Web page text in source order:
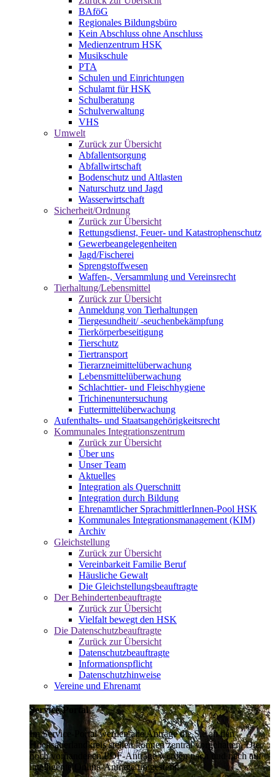
BAföG
Regionales Bildungsbüro
Kein Abschluss ohne Anschluss
Medienzentrum HSK
Musikschule
PTA
Schulen und Einrichtungen
Schulamt für HSK
Schulberatung
Schulverwaltung
VHS
Umwelt
Zurück zur Übersicht
Abfallentsorgung
Abfallwirtschaft
Bodenschutz und Altlasten
Naturschutz und Jagd
Wasserwirtschaft
Sicherheit/Ordnung
Zurück zur Übersicht
Rettungsdienst, Feuer- und Katastrophenschutz
Gewerbeangelegenheiten
Jagd/Fischerei
Sprengstoffwesen
Waffen-, Versammlung und Vereinsrecht
Tierhaltung/Lebensmittel
Zurück zur Übersicht
Anmeldung von Tierhaltungen
Tiergesundheit/ -seuchenbekämpfung
Tierkörperbeseitigung
Tierschutz
Tiertransport
Tierarzneimittelüberwachung
Lebensmittelüberwachung
Schlachttier- und Fleischhygiene
Trichinenuntersuchung
Futtermittelüberwachung
Aufenthalts- und Staatsangehörigkeitsrecht
Kommunales Integrationszentrum
Zurück zur Übersicht
Über uns
Unser Team
Aktuelles
Integration als Querschnitt
Integration durch Bildung
Ehrenamtlicher SprachmittlerInnen-Pool HSK
Kommunales Integrationsmanagement (KIM)
Archiv
Gleichstellung
Zurück zur Übersicht
Vereinbarkeit Familie Beruf
Häusliche Gewalt
Die Gleichstellungsbeauftragte
Der Behindertenbeauftragte
Zurück zur Übersicht
Vielfalt bewegt den HSK
Die Datenschutzbeauftragte
Zurück zur Übersicht
Datenschutzbeauftragte
Informationspflicht
Datenschutzhinweise
Vereine und Ehrenamt
Service-Portal
Im Service-Portal werden alle Anträge die Sie an den
Hochsauerlandkreis stellen können zentral vorgehalten. Die
noch vorhandenen PDF-Anträge werden nach und nach auf
intelligente Online-Anträge umgestellt.